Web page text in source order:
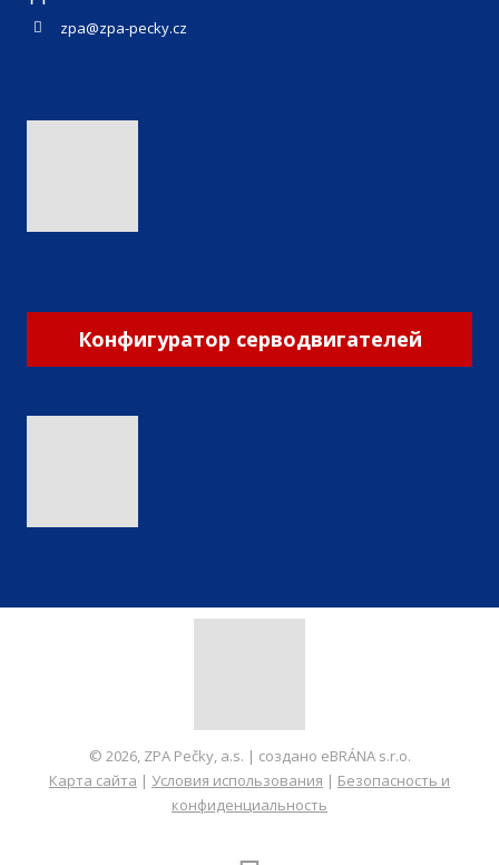
zpa@zpa-pecky.cz
Конфигуратор серводвигателей
© 2026, ZPA Pečky, a.s. | создано eBRÁNA s.r.o.
Карта сайта | Условия использования | Безопасность и
конфиденциальность